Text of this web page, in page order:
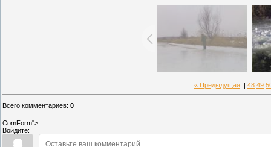
« Предыдущая 48 49
Всего комментариев: 0
ComForm">
Войдите: